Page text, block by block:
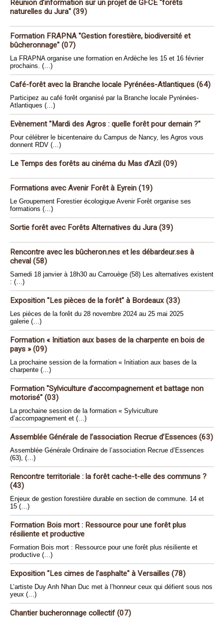
Réunion d’information sur un projet de GFCE "forêts
naturelles du Jura" (39)
Formation FRAPNA "Gestion forestière, biodiversité et
bûcheronnage" (07)
La FRAPNA organise une formation en Ardèche les 15 et 16 février
prochains. (…)
Café-forêt avec la Branche locale Pyrénées-Atlantiques (64)
Participez au café forêt organisé par la Branche locale Pyrénées-
Atlantiques (…)
Evènement "Mardi des Agros : quelle forêt pour demain ?"
Pour célébrer le bicentenaire du Campus de Nancy, les Agros vous
donnent RDV (…)
Le Temps des forêts au cinéma du Mas d’Azil (09)
Formations avec Avenir Forêt à Eyrein (19)
Le Groupement Forestier écologique Avenir Forêt organise ses
formations (…)
Sortie forêt avec Forêts Alternatives du Jura (39)
Rencontre avec les bûcheron.nes et les débardeur.ses à
cheval (58)
Samedi 18 janvier à 18h30 au Carrouège (58) Les alternatives existent
: (…)
Exposition "Les pièces de la forêt" à Bordeaux (33)
Les pièces de la forêt du 28 novembre 2024 au 25 mai 2025
galerie (…)
Formation « Initiation aux bases de la charpente en bois de
pays » (09)
La prochaine session de la formation « Initiation aux bases de la
charpente (…)
Formation "Sylviculture d’accompagnement et battage non
motorisé" (03)
La prochaine session de la formation « Sylviculture
d’accompagnement et (…)
Assemblée Générale de l’association Recrue d’Essences (63)
Assemblée Générale Ordinaire de l’association Recrue d’Essences
(63), (…)
Rencontre territoriale : la forêt cache-t-elle des communs ?
(43)
Enjeux de gestion forestière durable en section de commune. 14 et
15 (…)
Formation Bois mort : Ressource pour une forêt plus
résiliente et productive
Formation Bois mort : Ressource pour une forêt plus résiliente et
productive (…)
Exposition "Les cimes de l’asphalte" à Versailles (78)
L’artiste Duy Anh Nhan Duc met à l’honneur ceux qui défient sous nos
yeux (…)
Chantier bucheronnage collectif (07)